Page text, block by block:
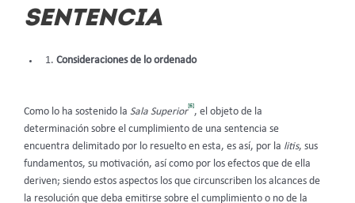
SENTENCIA
Consideraciones de lo ordenado
Como lo ha sostenido la Sala Superior
[6]
, el objeto de la
determinación sobre el cumplimiento de una sentencia se
encuentra delimitado por lo resuelto en esta, es así, por la litis, sus
fundamentos, su motivación, así como por los efectos que de ella
deriven; siendo estos aspectos los que circunscriben los alcances de
la resolución que deba emitirse sobre el cumplimiento o no de la